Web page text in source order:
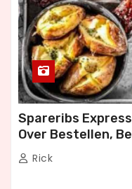
Spareribs
Over Bestellen,
Rick